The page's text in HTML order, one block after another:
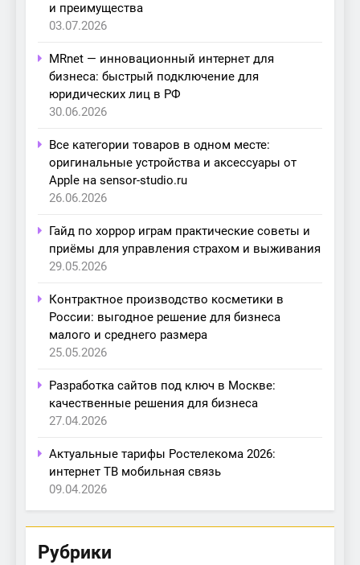
и преимущества
03.07.2026
MRnet — инновационный интернет для
бизнеса: быстрый подключение для
юридических лиц в РФ
30.06.2026
Все категории товаров в одном месте:
оригинальные устройства и аксессуары от
Apple на sensor-studio.ru
26.06.2026
Гайд по хоррор играм практические советы и
приёмы для управления страхом и выживания
29.05.2026
Контрактное производство косметики в
России: выгодное решение для бизнеса
малого и среднего размера
25.05.2026
Разработка сайтов под ключ в Москве:
качественные решения для бизнеса
27.04.2026
Актуальные тарифы Ростелекома 2026:
интернет ТВ мобильная связь
09.04.2026
Рубрики